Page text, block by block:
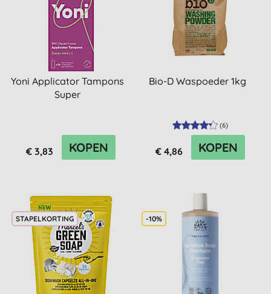
Yoni Applicator Tampons
Super
€ 3,83 KOPEN
Bio-D Waspoeder 1kg
(6)
€ 4,86 KOPEN
STAPELKORTING -10%